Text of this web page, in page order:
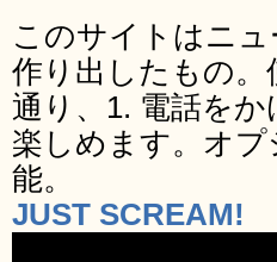
このサイトはニ
作り出したもの
通り、1. 電話を
楽しめます。オ
能。
JUST SCREAM!